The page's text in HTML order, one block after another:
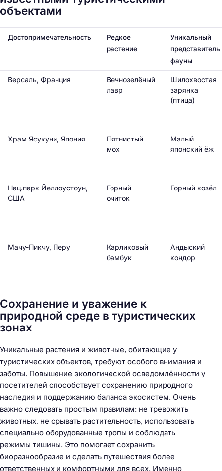
объектами
Достопримечательность
Редкое
растение
Уникальный
представитель
фауны
Версаль, Франция
Вечнозелёный
лавр
Шилохвостая
зарянка
(птица)
Храм Ясукуни, Япония
Пятнистый
мох
Малый
японский ёж
Нац.парк Йеллоустоун,
США
Горный
очиток
Горный козёл
Мачу-Пикчу, Перу
Карликовый
бамбук
Андыский
кондор
Сохранение и уважение к
природной среде в туристических
зонах
Уникальные растения и животные, обитающие у
туристических объектов, требуют особого внимания и
заботы. Повышение экологической осведомлённости у
посетителей способствует сохранению природного
наследия и поддержанию баланса экосистем. Очень
важно следовать простым правилам: не тревожить
животных, не срывать растительность, использовать
специально оборудованные тропы и соблюдать
режимы тишины. Это помогает сохранить
биоразнообразие и сделать путешествия более
ответственных и комфортными для всех. Именно